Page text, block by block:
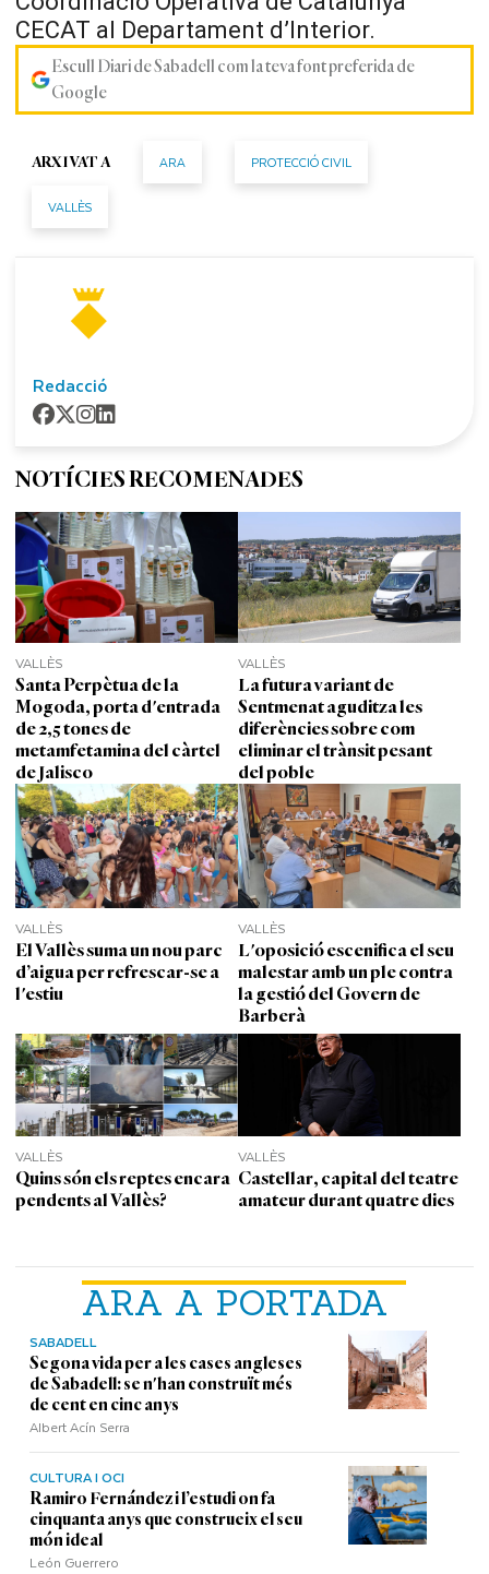
ARA A PORTADA
SABADELL
Segona vida per a les cases angleses
de Sabadell: se n'han construït més
de cent en cinc anys
Albert Acín Serra
CULTURA I OCI
Ramiro Fernández i l’estudi on fa
cinquanta anys que construeix el seu
món ideal
León Guerrero
CECAT al Departament d’Interior.
Escull Diari de Sabadell com la teva font preferida de
Google
ARXIVAT A ARA PROTECCIÓ CIVIL
VALLÈS
Redacció
NOTÍCIES RECOMENADES
VALLÈS
Santa Perpètua de la
Mogoda, porta d'entrada
de 2,5 tones de
metamfetamina del càrtel
de Jalisco
VALLÈS
La futura variant de
Sentmenat aguditza les
diferències sobre com
eliminar el trànsit pesant
del poble
VALLÈS
El Vallès suma un nou parc
d’aigua per refrescar-se a
l'estiu
VALLÈS
L'oposició escenifica el seu
malestar amb un ple contra
la gestió del Govern de
Barberà
VALLÈS
Quins són els reptes encara
pendents al Vallès?
VALLÈS
Castellar, capital del teatre
amateur durant quatre dies